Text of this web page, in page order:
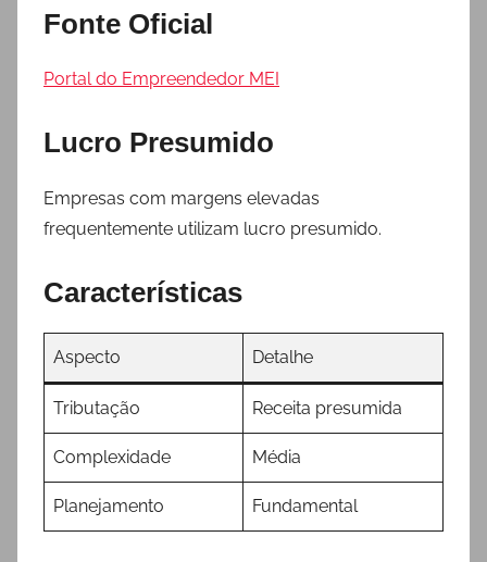
Fonte Oficial
Portal do Empreendedor MEI
Lucro Presumido
Empresas com margens elevadas
frequentemente utilizam lucro presumido.
Características
Aspecto Detalhe
Tributação Receita presumida
Complexidade Média
Planejamento Fundamental